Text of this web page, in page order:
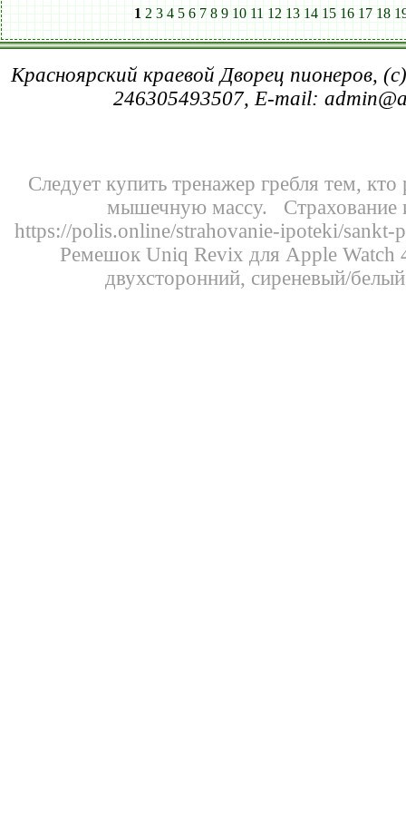
1 2 3 4 5 6 7 8 9 10 11 12 13 14 15 16 17 18
Красноярский краевой Дворец пионеров,
246305493507, E-mail:
Следует купить тренажер гребля тем, кто
мышечную массу. Страхование
https://polis.online/strahovanie-ipoteki/sankt-
Ремешок Uniq Revix для Apple Watch
двухсторонний, сиреневый/